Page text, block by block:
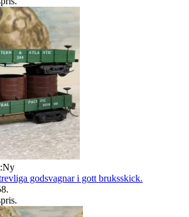
Ny
godsvagnar i gott bruksskick.
.
.